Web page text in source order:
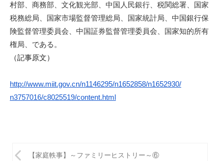
村部、 商務部、 文化観光部、 中国人民銀行、 税関総署、
国家
税務総局、
国家市場監督管理総局、 国家統計局、 中国銀行保
険監督管理委員会、 中国証券監督管理委員会、
国家知的所有
権局、である。
（記事原文）
http://www.miit.gov.cn/n1146295/n1652858/n1652930/
n3757016/c8025519/content.html
投
【家庭軼事】～ファミリーヒストリー～⑥